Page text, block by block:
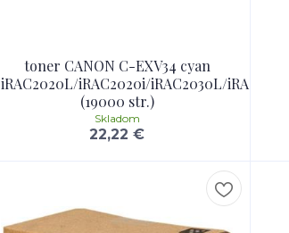
toner CANON C-EXV34 cyan
iRAC2020L/iRAC2020i/iRAC2030L/iRAC2030i
(19000 str.)
22,22 €
Skladom